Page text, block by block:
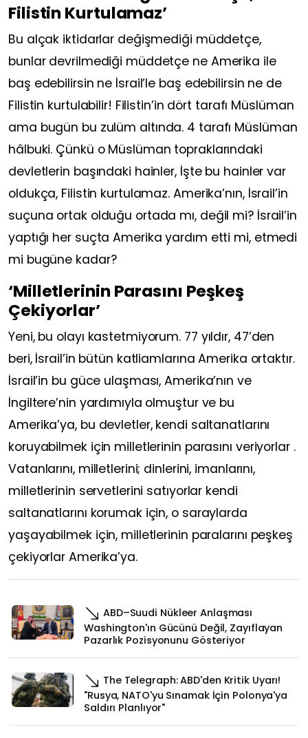
Filistin Kurtulamaz’
Bu alçak iktidarlar değişmediği müddetçe,
bunlar devrilmediği müddetçe ne Amerika ile
baş edebilirsin ne İsrail’le baş edebilirsin ne de
Filistin kurtulabilir! Filistin’in dört tarafı Müslüman
ama bugün bu zulüm altında. 4 tarafı Müslüman
hâlbuki. Çünkü o Müslüman topraklarındaki
devletlerin başındaki hainler, İşte bu hainler var
oldukça, Filistin kurtulamaz. Amerika’nın, İsrail’in
suçuna ortak olduğu ortada mı, değil mi? İsrail’in
yaptığı her suçta Amerika yardım etti mi, etmedi
mi bugüne kadar?
‘Milletlerinin Parasını Peşkeş
Çekiyorlar’
Yeni, bu olayı kastetmiyorum. 77 yıldır, 47’den
beri, İsrail’in bütün katliamlarına Amerika ortaktır.
İsrail’in bu güce ulaşması, Amerika’nın ve
İngiltere’nin yardımıyla olmuştur ve bu
Amerika’ya, bu devletler, kendi saltanatlarını
koruyabilmek için milletlerinin parasını veriyorlar .
Vatanlarını, milletlerini; dinlerini, imanlarını,
milletlerinin servetlerini satıyorlar kendi
saltanatlarını korumak için, o saraylarda
yaşayabilmek için, milletlerinin paralarını peşkeş
çekiyorlar Amerika’ya.
ABD–Suudi Nükleer Anlaşması
Washington'ın Gücünü Değil, Zayıflayan
Pazarlık Pozisyonunu Gösteriyor
The Telegraph: ABD'den Kritik Uyarı!
"Rusya, NATO'yu Sınamak İçin Polonya'ya
Saldırı Planlıyor"